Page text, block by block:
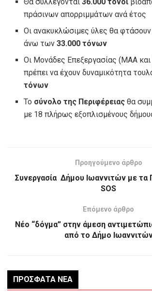
πράσινων απορριμμάτων ανά έτος
Οι ανακυκλώσιμες ύλες θα
άνω των33.000 τόνων
Οι Μονάδες Επεξεργασίας (ΜΑΑ
πρέπει να έχουν δυναμικότητα
τόνων
Το σύνολο της Περιφέρειας θα
με 18 πλήρως εξοπλισμένους
Προηγούμενο άρθρο
Συνεργασία Δήμου Ιωαννιτών με τα
SOS
Επόμενο άρθρο
Νέο “δόγμα” στην άμεση
από το Δήμο
ΠΡΌΣΦΑΤΑ ΝΈΑ